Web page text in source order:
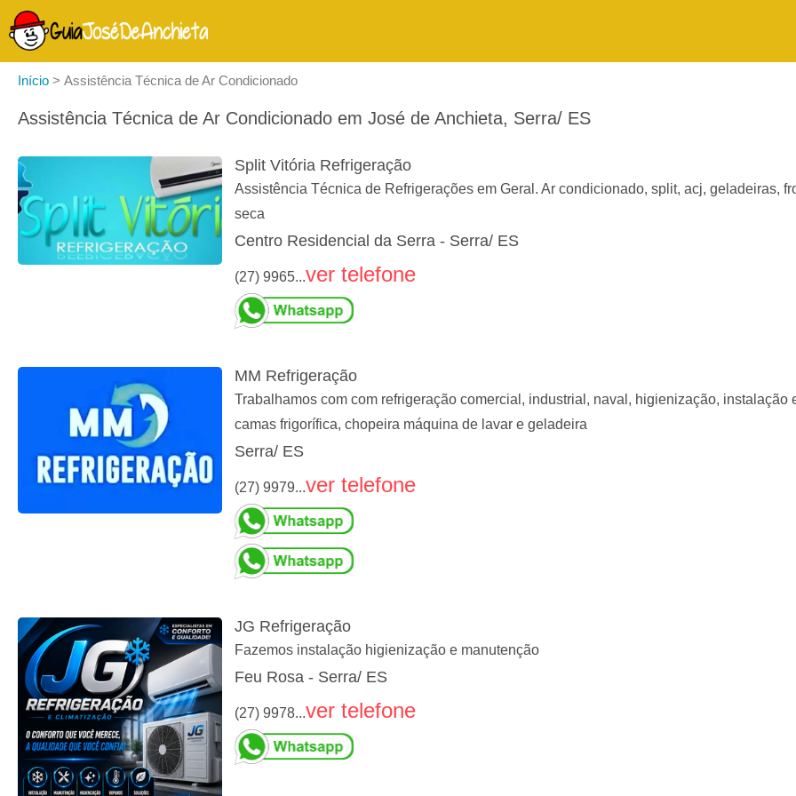
Início > Assistência Técnica de Ar Condicionado
Assistência Técnica de Ar Condicionado em José de Anchieta, Serra/ ES
Split Vitória Refrigeração
Assistência Técnica de Refrigerações em Geral. Ar condicionado, split, acj, geladeiras,
seca
Centro Residencial da Serra - Serra/ ES
(27) 9965...ver telefone
MM Refrigeração
Trabalhamos com com refrigeração comercial, industrial, naval, higienização,
camas frigorífica, chopeira máquina de lavar e geladeira
Serra/ ES
(27) 9979...ver telefone
JG Refrigeração
Fazemos instalação higienização e manutenção
Feu Rosa - Serra/ ES
(27) 9978...ver telefone